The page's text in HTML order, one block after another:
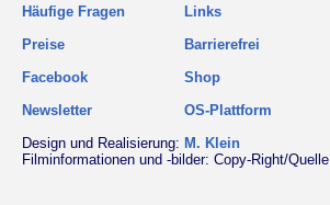
Häufige Fragen
Preise
Facebook
Newsletter
Links
Barrierefrei
Shop
OS-Plattform
Design und Realisierung: M. Klein
Filminformationen und -bilder: Copy-Right/Quelle